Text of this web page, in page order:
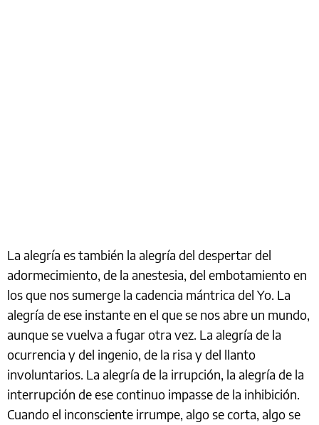
La alegría es también la alegría del despertar del
adormecimiento, de la anestesia, del embotamiento en
los que nos sumerge la cadencia mántrica del Yo. La
alegría de ese instante en el que se nos abre un mundo,
aunque se vuelva a fugar otra vez. La alegría de la
ocurrencia y del ingenio, de la risa y del llanto
involuntarios. La alegría de la irrupción, la alegría de la
interrupción de ese continuo impasse de la inhibición.
Cuando el inconsciente irrumpe, algo se corta, algo se